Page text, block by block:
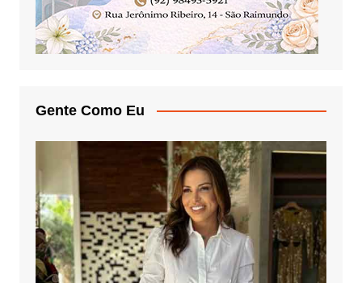
Gente Como Eu